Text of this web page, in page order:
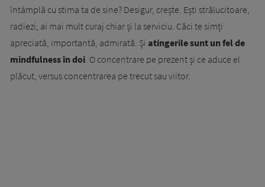
întâmplă cu stima ta de sine? Desigur, crește. Ești strălucitoare,
radiezi, ai mai mult curaj chiar și la serviciu. Căci te simți
apreciată, importantă, admirată. Și atingerile sunt un fel de
mindfulness în doi. O concentrare pe prezent și ce aduce el
plăcut, versus concentrarea pe trecut sau viitor.